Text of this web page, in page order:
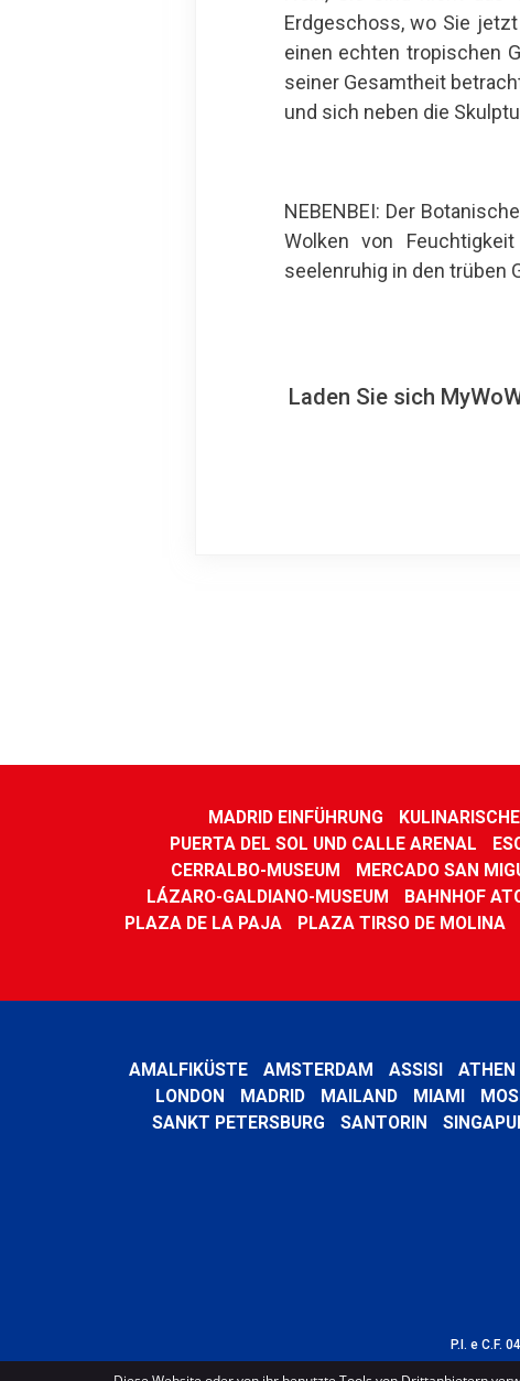
Erdgeschoss, wo Sie
einen echten tropischen
seiner Gesamtheit
und sich neben die
NEBENBEI: Der
Wolken von
seelenruhig in den trüben
Laden Sie sich
MADRID EINFÜHRUNG
PUERTA DEL SOL UND CALLE ARENAL
CERRALBO-MUSEUM
MERCADO SAN
LÁZARO-GALDIANO-MUSEUM
BAHNHOF
PLAZA DE LA PAJA
PLAZA TIRSO DE MOLINA
AMALFIKÜSTE AMSTERDAM ASSISI ATHEN
LONDON
MADRID MAILAND MIAMI
SANKT PETERSBURG
SANTORIN
P.I. e C.F.